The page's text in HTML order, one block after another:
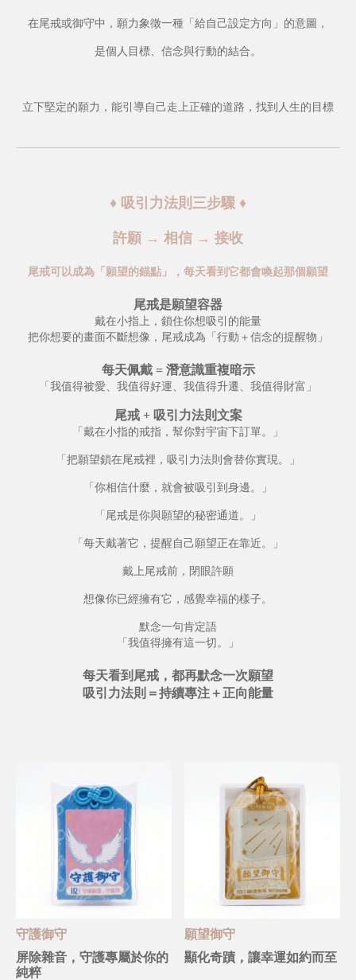
在尾戒或御守中，願力象徵一種「給自己設定方向」的意圖，
是個人目標、信念與行動的結合。
立下堅定的願力，能引導自己走上正確的道路，找到人生的目標
♦ 吸引力法則三步驟 ♦
許願 → 相信 → 接收
尾戒可以成為「願望的錨點」，每天看到它都會喚起那個願望
尾戒是願望容器
戴在小指上，鎖住你想吸引的能量
把你想要的畫面不斷想像，尾戒成為「行動＋信念的提醒物」
每天佩戴 = 潛意識重複暗示
「我值得被愛、我值得好運、我值得升遷、我值得財富」
尾戒 + 吸引力法則文案
「戴在小指的戒指，幫你對宇宙下訂單。」
「把願望鎖在尾戒裡，吸引力法則會替你實現。」
「你相信什麼，就會被吸引到身邊。」
「尾戒是你與願望的秘密通道。」
「每天戴著它，提醒自己願望正在靠近。」
戴上尾戒前，閉眼許願
想像你已經擁有它，感覺幸福的樣子。
默念一句肯定語
「我值得擁有這一切。」
每天看到尾戒，都再默念一次願望
吸引力法則＝持續專注＋正向能量
守護御守
屏除雜音，守護專屬於你的
純粹
願望御守
顯化奇蹟，讓幸運如約而至